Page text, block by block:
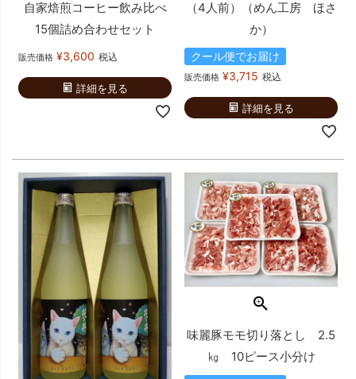
自家焙煎コーヒー飲み比べ
15個詰め合わせセット
販売価格 ¥3,600 税込
詳細を見る
（4人前）（めん工房 ほさ
か）
クール便でお届け
販売価格 ¥3,715 税込
詳細を見る
味麗豚モモ切り落とし 2.5
㎏ 10ピース小分け